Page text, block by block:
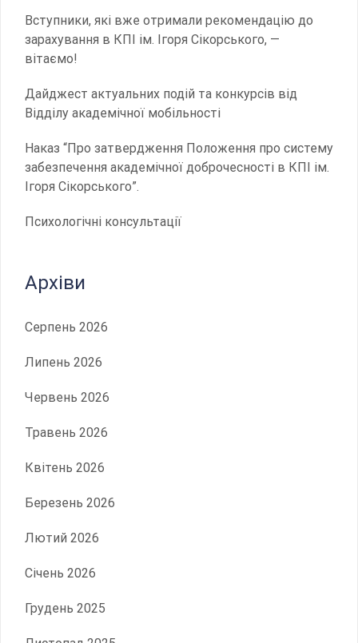
Вступники, які вже отримали рекомендацію до
зарахування в КПІ ім. Ігоря Сікорського, —
вітаємо!
Дайджест актуальних подій та конкурсів від
Відділу академічної мобільності
Наказ “Про затвердження Положення про систему
забезпечення академічної доброчесності в КПІ ім.
Ігоря Сікорського”.
Психологічні консультації
Архіви
Серпень 2026
Липень 2026
Червень 2026
Травень 2026
Квітень 2026
Березень 2026
Лютий 2026
Січень 2026
Грудень 2025